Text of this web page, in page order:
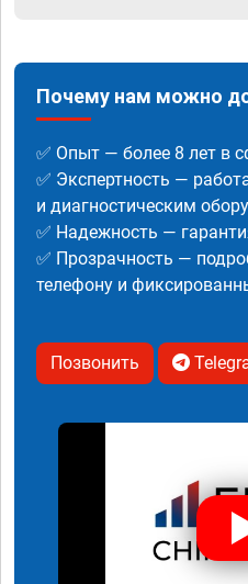
Почему нам можно
✅ Опыт — более 8 лет в
✅ Экспертность —
и диагностическим
✅ Надежность —
✅ Прозрачность —
телефону и
Позвонить